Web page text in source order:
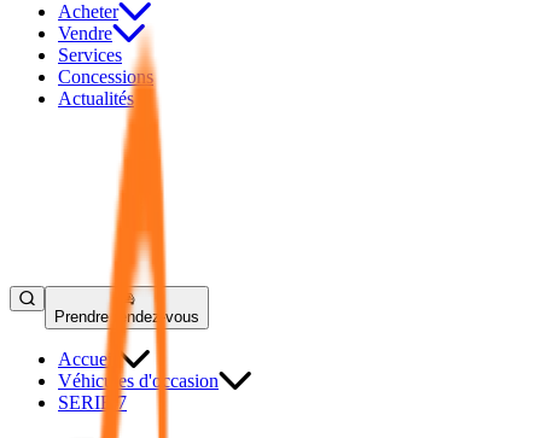
Acheter
Vendre
Services
Concessions
Actualités
Prendre rendez-vous
Accueil
Véhicules d'occasion
SERIE 7